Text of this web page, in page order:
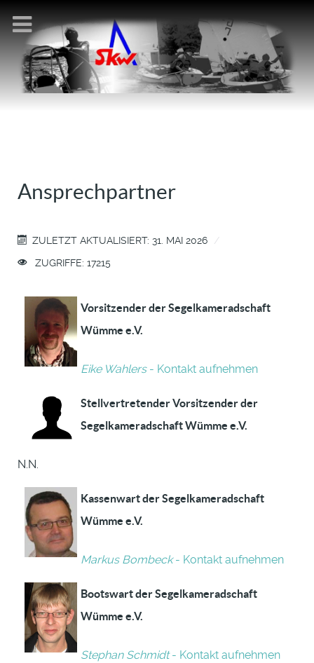
Ansprechpartner
ZULETZT AKTUALISIERT: 31. MAI 2026
ZUGRIFFE: 17215
Vorsitzender der Segelkameradschaft
Wümme e.V.
Eike Wahlers- Kontakt aufnehmen
Stellvertretender Vorsitzender der
Segelkameradschaft Wümme e.V.
N.N.
Kassenwart der Segelkameradschaft
Wümme e.V.
Markus Bombeck- Kontakt aufnehmen
Bootswart der Segelkameradschaft
Wümme e.V.
Stephan Schmidt- Kontakt aufnehmen